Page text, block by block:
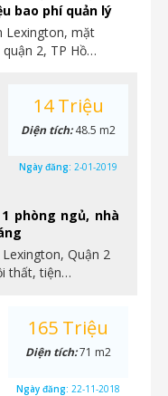
bao phí quản lý
Lexington, mặt
2, TP Hồ…
phòng ngủ, nhà
Quận 2
thất, tiện…
14 Triệu
Diện tích:48.5 m2
Ngày đăng: 2-01-2019
165 Triệu
Diện tích:71 m2
Ngày đăng: 22-11-2018